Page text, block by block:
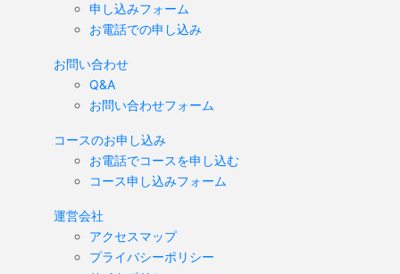
申し込みフォーム
お電話での申し込み
お問い合わせ
Q&A
お問い合わせフォーム
コースのお申し込み
お電話でコースを申し込む
コース申し込みフォーム
運営会社
アクセスマップ
プライバシーポリシー